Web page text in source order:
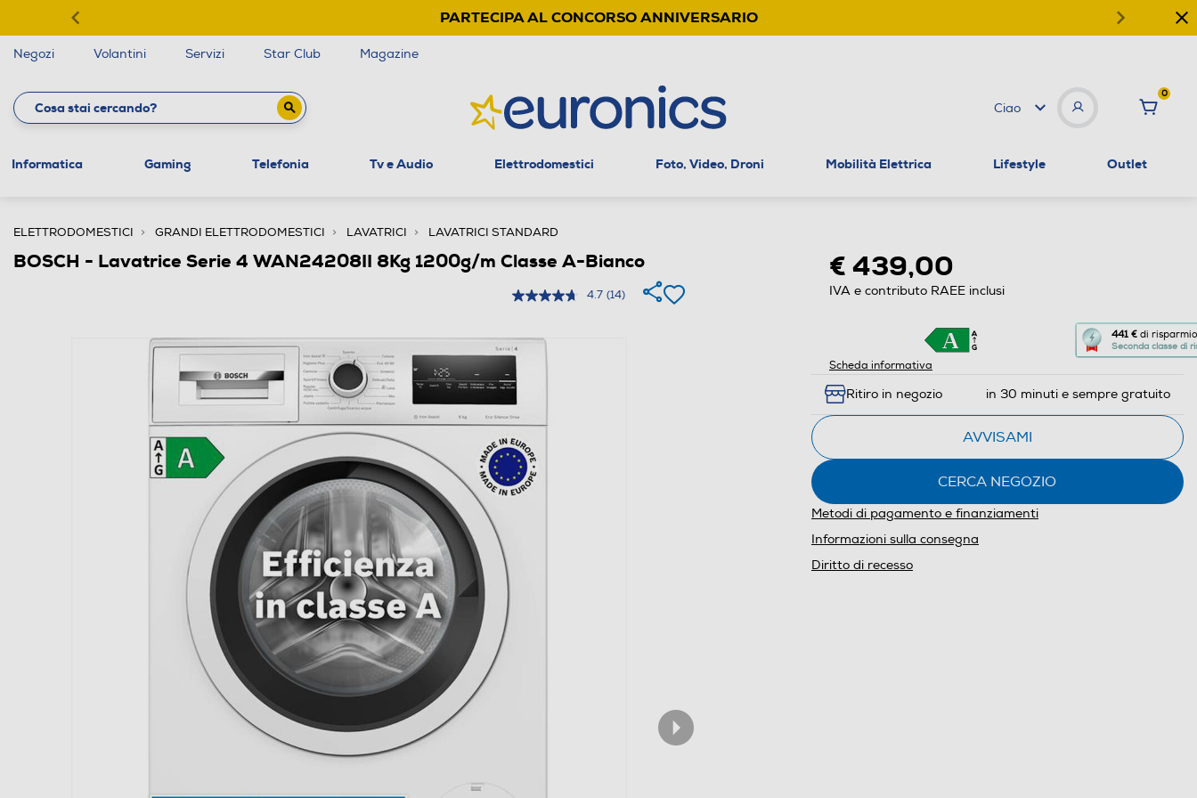
PARTECIPA AL CONCORSO ANNIVERSARIO
Negozi Volantini Servizi Star Club Magazine
Ciao
0
Informatica Gaming Telefonia Tv e Audio Elettrodomestici Foto, Video, Droni Mobilità Elettrica Lifestyle Outlet
ELETTRODOMESTICI GRANDI ELETTRODOMESTICI LAVATRICI LAVATRICI STANDARD
BOSCH - Lavatrice Serie 4 WAN24208II 8Kg 1200g/m Classe A-Bianco
4.7 (14)
€ 439,00
IVA e contributo RAEE inclusi
Scheda informativa
441 €di
Seconda classe di
Questa
azione
il
Calcolatore
risparmio
di
Ritiro in negozio in 30 minuti e sempre gratuito
AVVISAMI
CERCA NEGOZIO
Metodi di pagamento e finanziamenti
Informazioni sulla consegna
Diritto di recesso